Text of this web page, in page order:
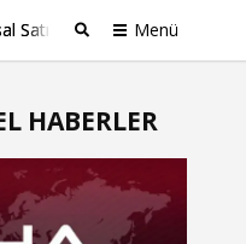
Satış Menü
HABERLER